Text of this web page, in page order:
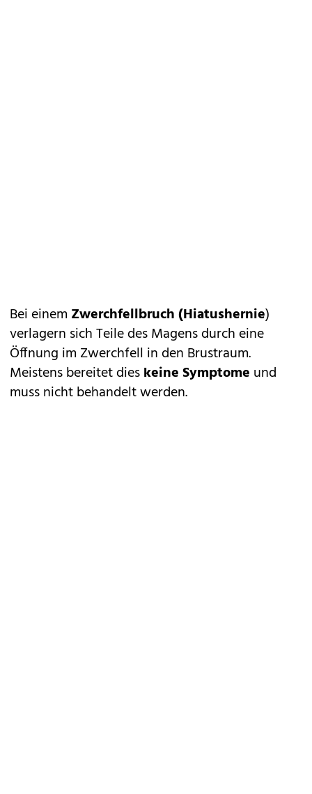
Bei einem Zwerchfellbruch (Hiatushernie)
verlagern sich Teile des Magens durch eine
Öffnung im Zwerchfell in den Brustraum.
Meistens bereitet dieskeine Symptome und
muss nicht behandelt werden.